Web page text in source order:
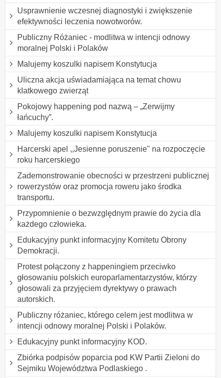
Usprawnienie wczesnej diagnostyki i zwiększenie
efektywności leczenia nowotworów.
Publiczny Różaniec - modlitwa w intencji odnowy
moralnej Polski i Polaków
Malujemy koszulki napisem Konstytucja
Uliczna akcja uświadamiająca na temat chowu
klatkowego zwierząt
Pokojowy happening pod nazwą – „Zerwijmy
łańcuchy”.
Malujemy koszulki napisem Konstytucja
Harcerski apel ,,Jesienne poruszenie" na rozpoczęcie
roku harcerskiego
Zademonstrowanie obecności w przestrzeni publicznej
rowerzystów oraz promocja roweru jako środka
transportu.
Przypomnienie o bezwzględnym prawie do życia dla
każdego człowieka.
Edukacyjny punkt informacyjny Komitetu Obrony
Demokracji.
Protest połączony z happeningiem przeciwko
głosowaniu polskich europarlamentarzystów, którzy
głosowali za przyjęciem dyrektywy o prawach
autorskich.
Publiczny różaniec, którego celem jest modlitwa w
intencji odnowy moralnej Polski i Polaków.
Edukacyjny punkt informacyjny KOD.
Zbiórka podpisów poparcia pod KW Partii Zieloni do
Sejmiku Województwa Podlaskiego .